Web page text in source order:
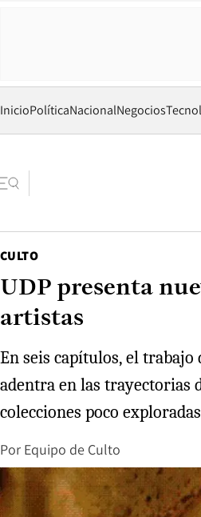
InicioPolíticaNacionalNegocios
CULTO
UDP presenta
artistas
En seis capítulos, el
adentra en las trayectorias
colecciones poco
Por Equipo de Culto